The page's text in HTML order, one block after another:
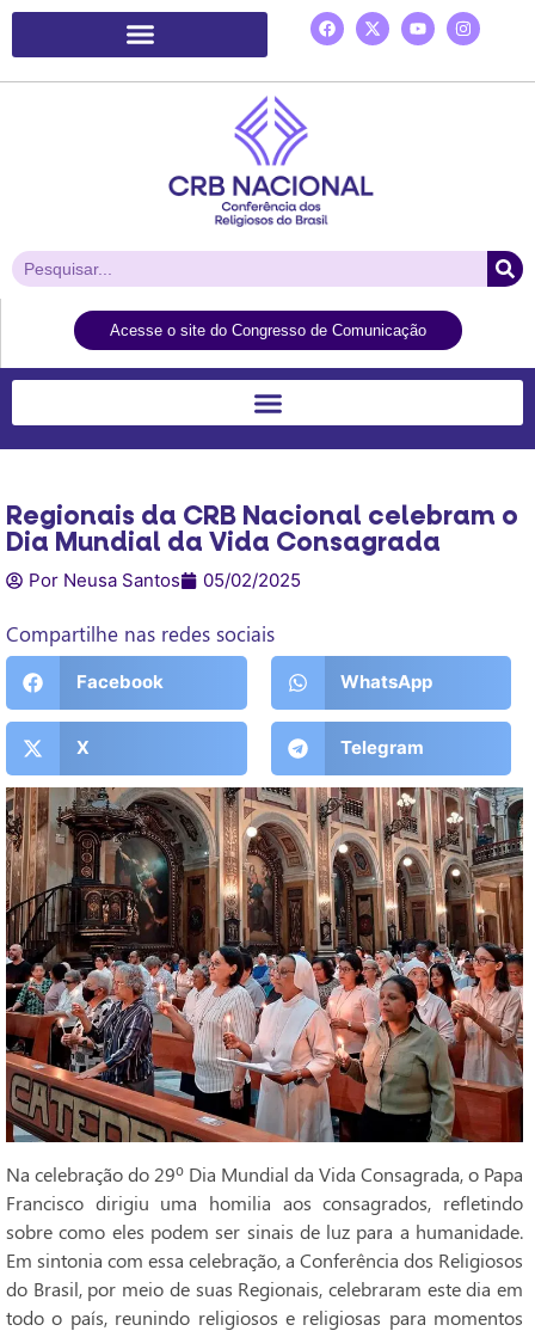
Acesse o site do Congresso de Comunicação
Regionais da CRB Nacional celebram o
Dia Mundial da Vida Consagrada
Por Neusa Santos 05/02/2025
Compartilhe nas redes sociais
Facebook WhatsApp
X Telegram
Na celebração do 29º Dia Mundial da Vida Consagrada, o Papa
Francisco dirigiu uma homilia aos consagrados, refletindo
sobre como eles podem ser sinais de luz para a humanidade.
Em sintonia com essa celebração, a Conferência dos Religiosos
do Brasil, por meio de suas Regionais, celebraram este dia em
todo o país, reunindo religiosos e religiosas para momentos